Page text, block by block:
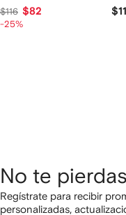
$116 $82
-25%
No te
Regístrate para recibir
personalizadas,